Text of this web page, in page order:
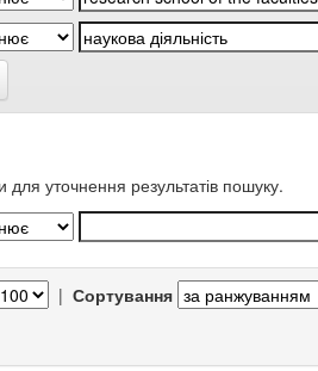
для уточнення результатів пошуку.
| Сортування